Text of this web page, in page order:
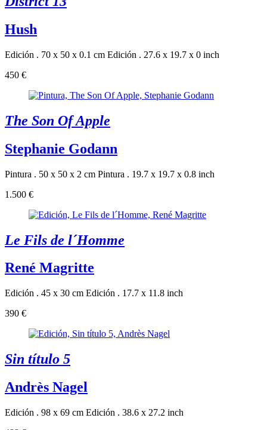
Hush
Edición . 70 x 50 x 0.1 cm Edición . 27.6 x 19.7 x 0 inch
450 €
The Son Of Apple
Stephanie Godann
Pintura . 50 x 50 x 2 cm Pintura . 19.7 x 19.7 x 0.8 inch
1.500 €
Le Fils de l´Homme
René Magritte
Edición . 45 x 30 cm Edición . 17.7 x 11.8 inch
390 €
Sin título 5
Andrès Nagel
Edición . 98 x 69 cm Edición . 38.6 x 27.2 inch